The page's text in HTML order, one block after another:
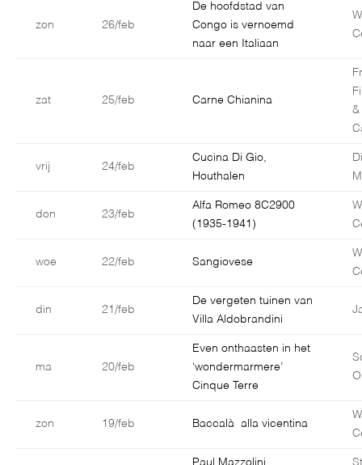
zon 26/feb
De hoofdstad van
Congo is vernoemd
naar een Italiaan
zat 25/feb Carne Chianina
&
vrij 24/feb
Cucina Di Gio,
Houthalen
don 23/feb
Alfa Romeo 8C2900
(1935-1941)
woe 22/feb Sangiovese
din 21/feb
De vergeten tuinen van
Villa Aldobrandini
ma 20/feb
Even onthaasten in het
‘wondermarmere’
Cinque Terre
zon 19/feb Baccalà alla vicentina